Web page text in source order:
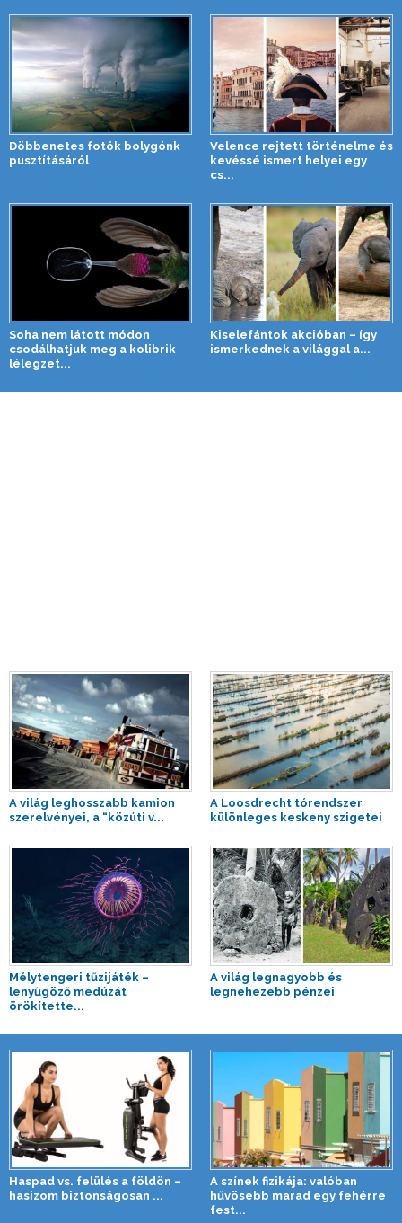
Döbbenetes fotók bolygónk
pusztításáról
Velence rejtett történelme és
kevéssé ismert helyei egy
cs...
Soha nem látott módon
csodálhatjuk meg a kolibrik
lélegzet...
Kiselefántok akcióban – így
ismerkednek a világgal a...
A világ leghosszabb kamion
szerelvényei, a “közúti v...
A Loosdrecht tórendszer
különleges keskeny szigetei
Mélytengeri tűzijáték –
lenyűgöző medúzát
örökítette...
A világ legnagyobb és
legnehezebb pénzei
Haspad vs. felülés a földön –
hasizom biztonságosan ...
A színek fizikája: valóban
hűvösebb marad egy fehérre
fest...